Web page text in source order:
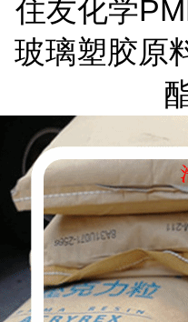
住友化学
玻璃塑胶原